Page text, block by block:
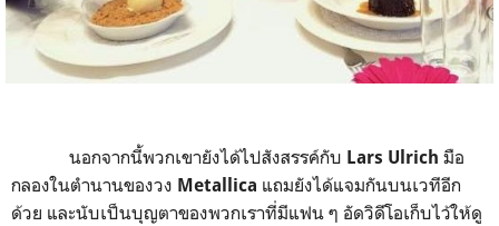
นอกจากนี้พวกเขายังได้ไปสังสรรค์กับ Lars Ulrich มือ
กลองในตำนานของวง Metallica แถมยังได้แจมกันบนเวทีอีก
ด้วย และนับเป็นบุญตาของพวกเราที่มีแฟน ๆ อัดวิดีโอเก็บไว้ให้ดู